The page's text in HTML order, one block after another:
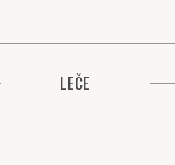
LEČE